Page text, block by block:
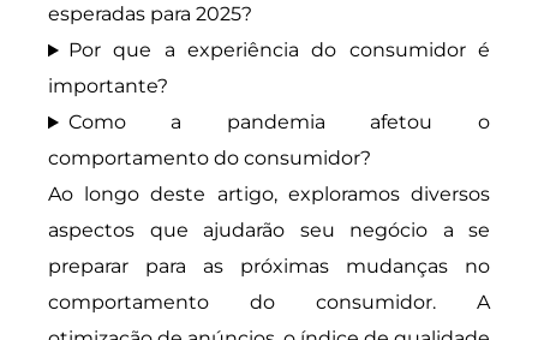
esperadas para 2025?
Por que a experiência do consumidor é
importante?
Como a pandemia afetou o
comportamento do consumidor?
Ao longo deste artigo, exploramos diversos
aspectos que ajudarão seu negócio a se
preparar para as próximas mudanças no
comportamento do consumidor. A